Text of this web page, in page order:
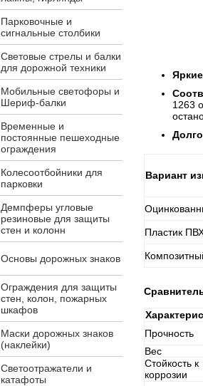
1263
Вариант
Пластик
Прочность
Вес
Стойкость к
коррозии
Парковочные и
сигнальные столбики
Световые стрелы и балки
для дорожной техники
Мобильные светофоры и
Шериф-балки
Временные и
постоянные пешеходные
ограждения
Колесоотбойники для
парковки
Демпферы угловые
резиновые для защиты
стен и колонн
Основы дорожных знаков
Ограждения для защиты
стен, колон, пожарных
шкафов
Маски дорожных знаков
(наклейки)
Светоотражатели и
катафоты